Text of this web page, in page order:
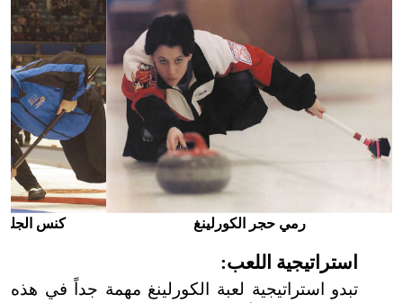
رمي حجر الكورلينغ كنس
استراتيجية اللعب:
تبدو استراتيجية لعبة الكورلينغ مهمة جداً في هذه